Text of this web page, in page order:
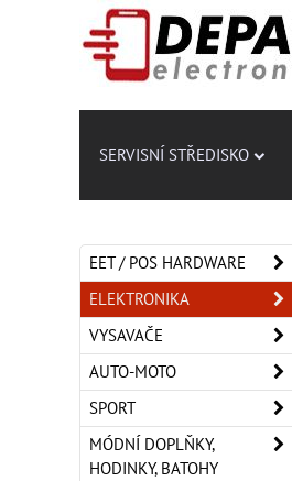
SERVISNÍ STŘEDISKO
EET / POS HARDWARE
ELEKTRONIKA
VYSAVAČE
AUTO-MOTO
SPORT
MÓDNÍ DOPLŇKY,
HODINKY, BATOHY